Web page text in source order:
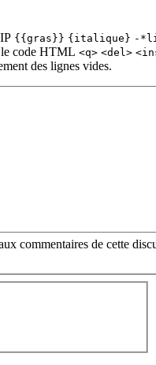
{{gras}} {italique} -
code HTML <q> <del>
des lignes vides.
commentaires de cette